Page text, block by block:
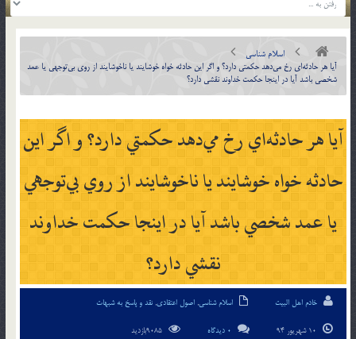
اسلام شناسی
آيا هر حادثه‌اي رخ مي‌دهد حكمتي دارد؟ و اگر اين حادثه خواه خوشايند يا ناخوشايند از روي بي‌توجهي يا عمد
شخصي باشد آيا در اينجا حكمت خداوند نقشي دارد؟
آيا هر حادثه‌اي رخ مي‌دهد حكمتي دارد؟ و اگر اين
حادثه خواه خوشايند يا ناخوشايند از روي بي‌توجهي
يا عمد شخصي باشد آيا در اينجا حكمت خداوند
نقشي دارد؟
خادم اهل البیت اسلام شناسی, اصول اعتقادی, نقد و پاسخ به شبهات
0 دیدگاه